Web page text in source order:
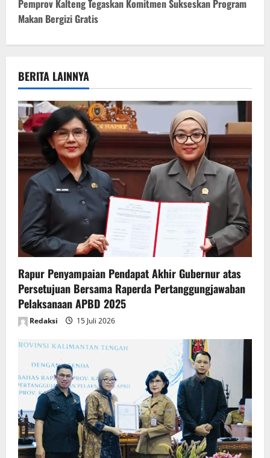
t
n
v
i
g
a
t
i
o
n
Pemprov Kalteng Tegaskan Komitmen Sukseskan Program
Makan Bergizi Gratis
BERITA LAINNYA
Rapur Penyampaian Pendapat Akhir Gubernur atas
Persetujuan Bersama Raperda Pertanggungjawaban
Pelaksanaan APBD 2025
Redaksi 15 Juli 2026